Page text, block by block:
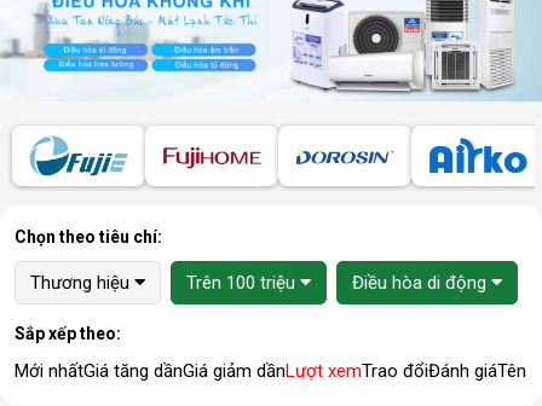
Chọn theo tiêu chí:
Thương hiệu Trên 100 triệu Điều hòa di động
Sắp xếp theo:
Mới nhấtGiá tăng dầnGiá giảm dầnLượt xemTrao đổiĐánh giáTên